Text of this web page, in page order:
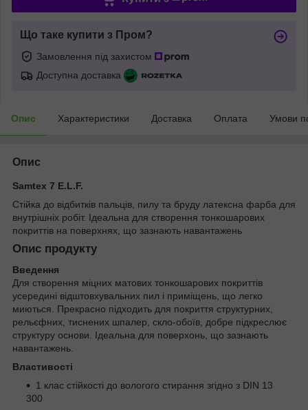
Що таке купити з Пром?
Замовлення під захистом
Доступна доставка
Опис Характеристики Доставка Оплата Умови
Опис
Samtex 7 E.L.F.
Стійка до відбитків пальців, пилу та бруду латексна фарба для
внутрішніх робіт. Ідеальна для створення тонкошарових
покриттів на поверхнях, що зазнають навантажень
Опис продукту
Введення
Для створення міцних матових тонкошарових покриттів
усередині відштовхувальних пил і приміщень, що легко
миються. Прекрасно підходить для покриття структурних,
рельєфних, тиснених шпалер, скло-обоїв, добре підкреслює
структуру основи. Ідеальна для поверхонь, що зазнають
навантажень.
Властивості
1 клас стійкості до вологого стирання згідно з DIN 13
300